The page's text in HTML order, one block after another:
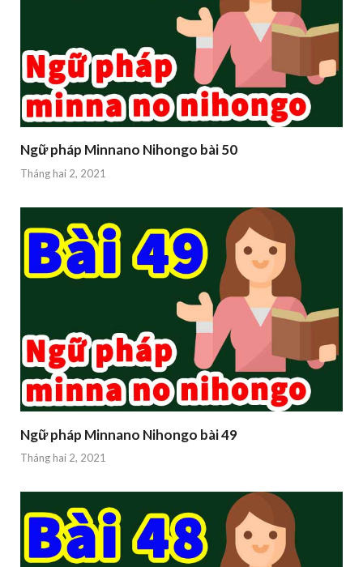
Ngữ pháp Minnano Nihongo bài 50
Tháng hai 2, 2021
Ngữ pháp Minnano Nihongo bài 49
Tháng hai 2, 2021